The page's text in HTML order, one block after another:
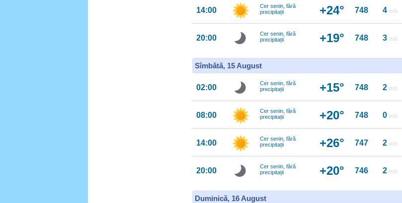
14:00
Cer senin, fără
precipitații
+24° 748 4 m/s
20:00
Cer senin, fără
precipitații
+19° 748 3 m/s
Sîmbătă, 15 August
02:00
Cer senin, fără
precipitații
+15° 748 2 m/s
08:00
Cer senin, fără
precipitații
+20° 748 0 m/s
14:00
Cer senin, fără
precipitații
+26° 747 2 m/s
20:00
Cer senin, fără
precipitații
+20° 746 2 m/s
Duminică, 16 August